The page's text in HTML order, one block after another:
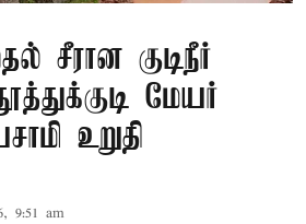
சீரான குடிநீர்
மேயர்
உறுதி
9:51 am